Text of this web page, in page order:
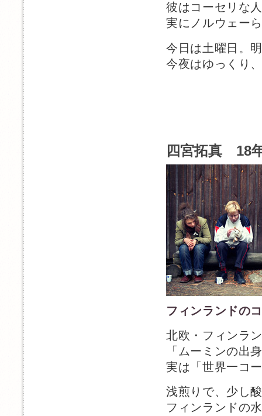
彼はコーセリな
実にノルウェー
今日は土曜日。
今夜はゆっくり
四宮拓真 18
フィンランドの
北欧・フィンラ
「ムーミンの出
実は「世界一コ
浅煎りで、少し
フィンランドの